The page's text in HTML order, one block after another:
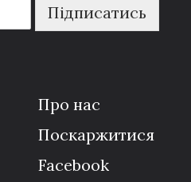
Підписатись
Про нас
Поскаржитися
Facebook